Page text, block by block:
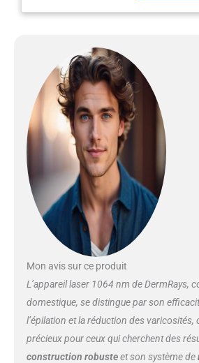
argent!
équipé d'un
éliminent le
lunettes,
yeux et les
confortables.
mins]: avec
15 mm, facile
temps de
l'ensemble du
environ 10
utiliser tous
[Réglage à
Ajustez le
niveau 1.
augmenter
besoins.
Appareil laser
Adaptateur, 1
Mon avis sur ce produit
L’appareil laser 1064 nm de DermRays,
domestique, se distingue par son
l’épilation et la réduction des varicosités,
précieux pour ceux qui cherchent des
construction robusteet son système de